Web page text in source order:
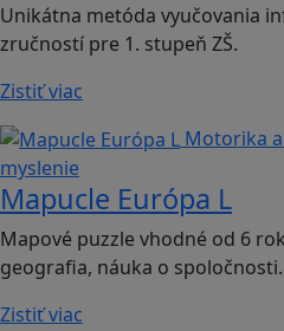
Unikátna metóda vyučovania
zručností pre 1. stupeň ZŠ.
Zistiť viac
Motorika
myslenie
Mapucle Európa L
Mapové puzzle vhodné od 6
geografia, náuka o spoločnosti.
Zistiť viac